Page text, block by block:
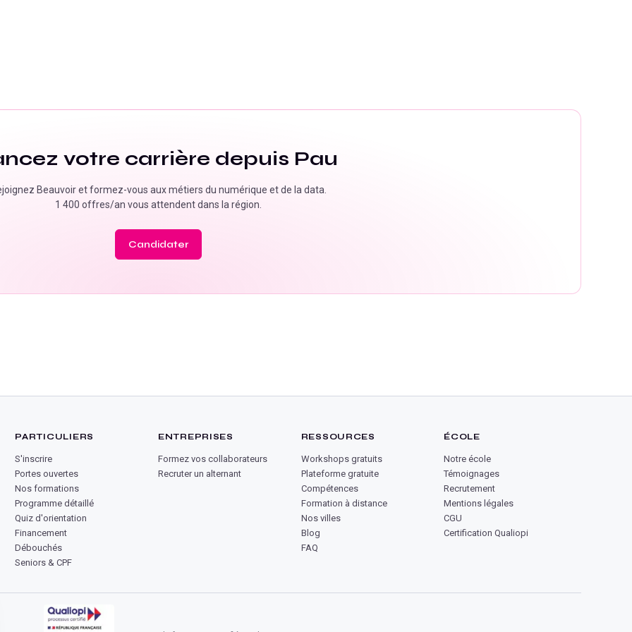
votre carrière depuis Pau
Beauvoir et formez-vous aux métiers du numérique et de la data.
1 400 offres/an vous attendent dans la région.
Candidater
PARTICULIERS
S'inscrire
Portes ouvertes
Nos formations
Programme détaillé
Quiz d'orientation
Financement
Débouchés
Seniors & CPF
ENTREPRISES
Formez vos collaborateurs
Recruter un alternant
RESSOURCES
Workshops gratuits
Plateforme gratuite
Compétences
Formation à distance
Nos villes
Blog
FAQ
ÉCOLE
Notre école
Témoignages
Recrutement
Mentions légales
CGU
Certification Qualiopi